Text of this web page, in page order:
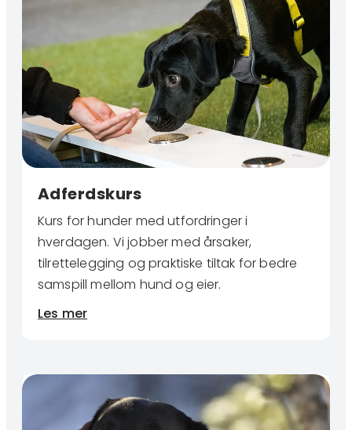
Adferdskurs
Kurs for hunder med utfordringer i
hverdagen. Vi jobber med årsaker,
tilrettelegging og praktiske tiltak for bedre
samspill mellom hund og eier.
Les mer